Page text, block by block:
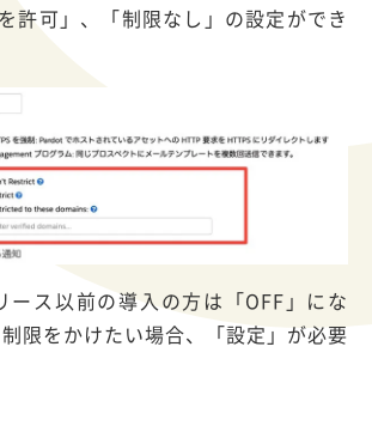
許可」、「制限なし」の設定ができ
ス以前の導入の方は「OFF」にな
限をかけたい場合、「設定」が必要